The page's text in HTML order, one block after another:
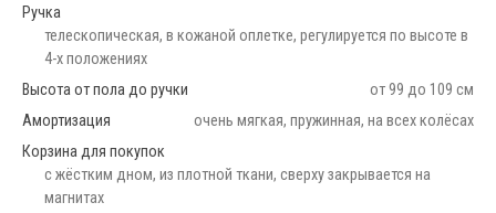
Ручка
телескопическая, в кожаной оплетке, регулируется по высоте в
4-х положениях
Высота от пола до ручки
от 99 до 109 см
Амортизация
очень мягкая, пружинная, на всех колёсах
Корзина для покупок
с жёстким дном, из плотной ткани, сверху закрывается на
магнитах